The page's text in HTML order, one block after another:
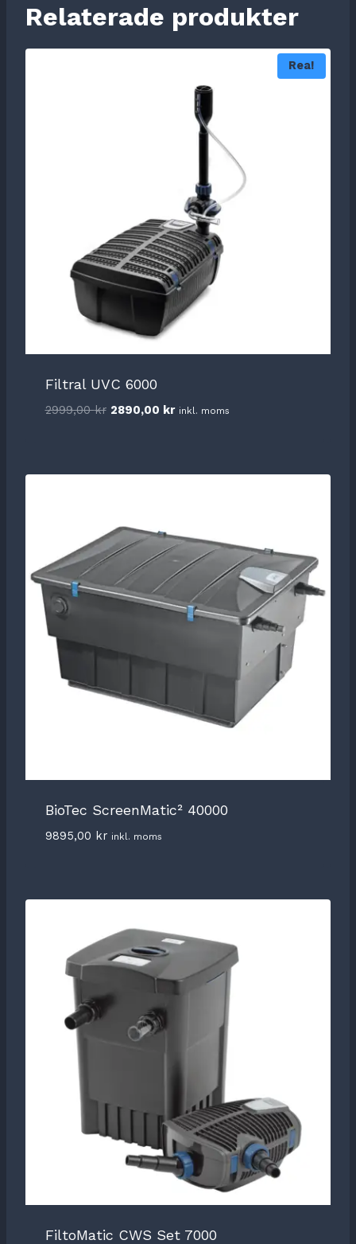
Relaterade produkter
Rea!
Filtral UVC 6000
2999,00kr Det
2890,00 krDet
inkl. moms
BioTec ScreenMatic² 40000
9895,00 kr inkl. moms
FiltoMatic CWS Set 7000